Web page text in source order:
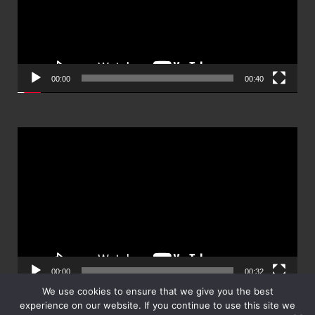
00:00 00:40
00:00 00:32
We use cookies to ensure that we give you the best
experience on our website. If you continue to use this site we